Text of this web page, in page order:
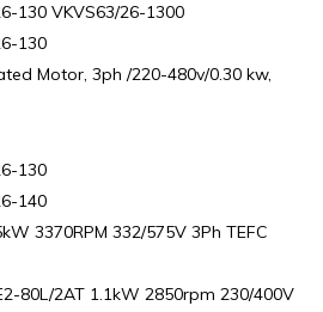
130 VKVS63/26-1300
130
Motor, 3ph /220-480v/0.30 kw,
130
140
3370RPM 332/575V 3Ph TEFC
80L/2AT 1.1kW 2850rpm 230/400V